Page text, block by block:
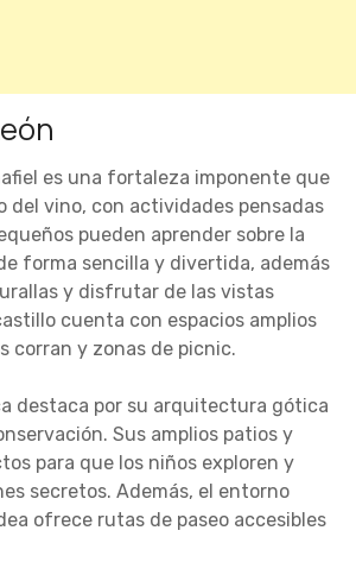
es una fortaleza imponente que
del vino, con actividades pensadas
pueden aprender sobre la
forma sencilla y divertida, además
y disfrutar de las vistas
cuenta con espacios amplios
corran y zonas de picnic.
destaca por su arquitectura gótica
Sus amplios patios y
para que los niños exploren y
secretos. Además, el entorno
ofrece rutas de paseo accesibles